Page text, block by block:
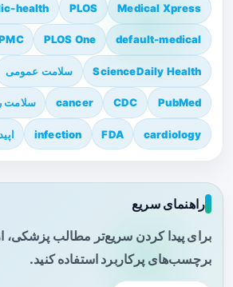
Medical Xpress
PLOS
health
default-medical
PLOS One
ScienceDaily Health سلامت عمومی
PubMed
CDC
cancer سلامت
cardiology
FDA
infection
راهنمای سریع
برای پیدا کردن سریع‌تر مطالب پزشکی،
برچسب‌های پرکاربرد استفاده کنید.